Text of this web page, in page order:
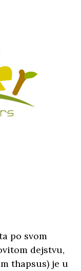
po svom
dejstvu,
thapsus) je u